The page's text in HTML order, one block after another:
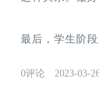
最后，学生阶
0评论 2023-03-